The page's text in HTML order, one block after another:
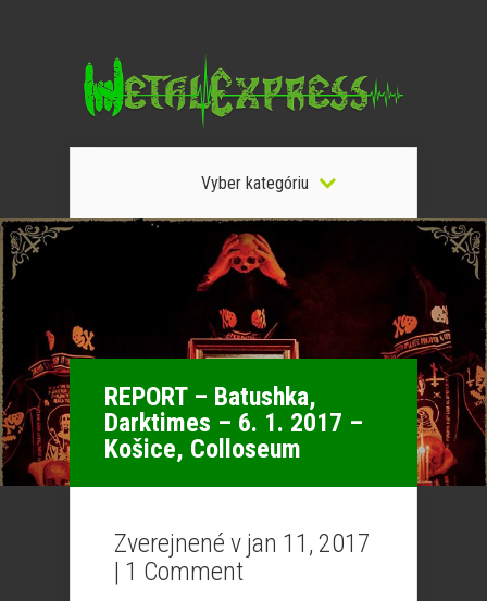
Vyber kategóriu
REPORT – Batushka,
Darktimes – 6. 1. 2017 –
Košice, Colloseum
Zverejnené v jan 11, 2017
| 1 Comment